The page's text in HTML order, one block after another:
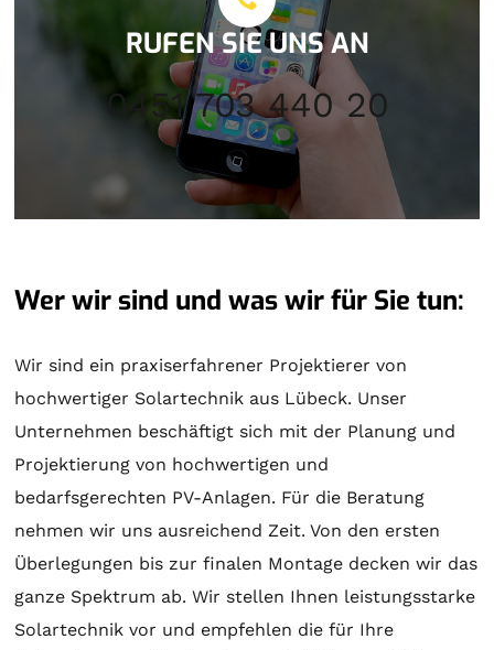
RUFEN SIE UNS AN
0451 703 440 20
Wer wir sind und was wir für Sie tun:
Wir sind ein praxiserfahrener Projektierer von
hochwertiger Solartechnik aus Lübeck. Unser
Unternehmen beschäftigt sich mit der Planung und
Projektierung von hochwertigen und
bedarfsgerechten PV-Anlagen. Für die Beratung
nehmen wir uns ausreichend Zeit. Von den ersten
Überlegungen bis zur finalen Montage decken wir das
ganze Spektrum ab. Wir stellen Ihnen leistungsstarke
Solartechnik vor und empfehlen die für Ihre